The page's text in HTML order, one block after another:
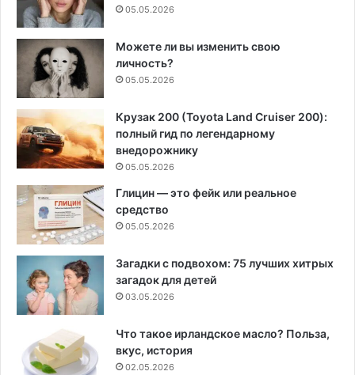
05.05.2026
Можете ли вы изменить свою
личность?
05.05.2026
Крузак 200 (Toyota Land Cruiser 200):
полный гид по легендарному
внедорожнику
05.05.2026
Глицин — это фейк или реальное
средство
05.05.2026
Загадки с подвохом: 75 лучших хитрых
загадок для детей
03.05.2026
Что такое ирландское масло? Польза,
вкус, история
02.05.2026